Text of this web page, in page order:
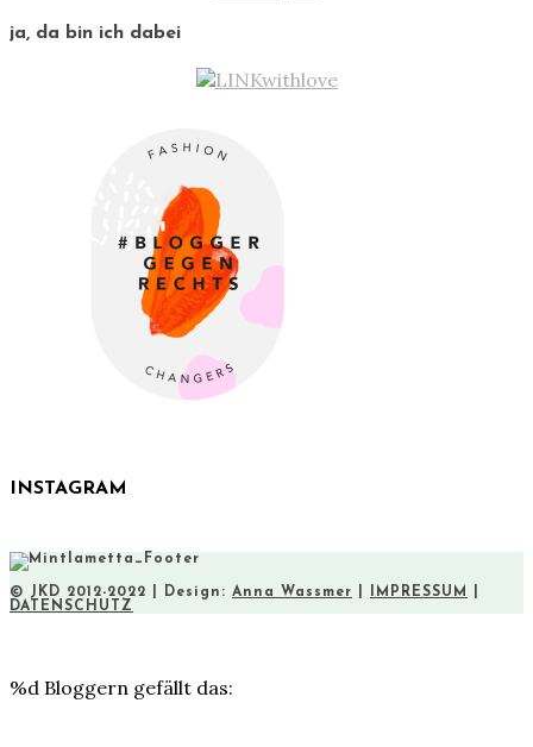
ja, da bin ich dabei
INSTAGRAM
© JKD 2012-2022 | Design: Anna Wassmer IMPRESSUM
DATENSCHUTZ
%d Bloggern gefällt das: